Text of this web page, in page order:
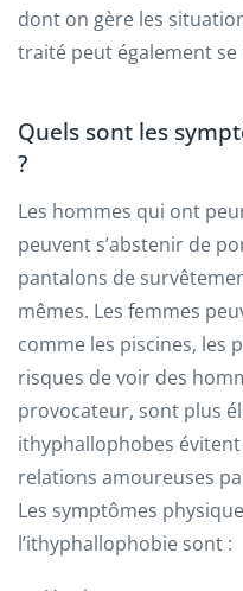
dont on gère les
traité peut également
Quels sont les
?
Les hommes qui ont
peuvent s’abstenir de
pantalons de
mêmes. Les femmes
comme les piscines, les
risques de voir des
provocateur, sont plus
ithyphallophobes
relations amoureuses
Les symptômes
l’ithyphallophobie sont :